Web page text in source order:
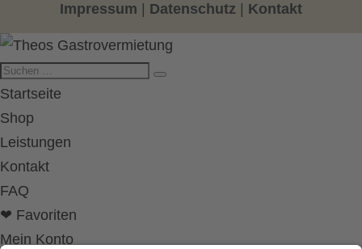
Impressum Datenschutz Kontakt
Startseite
Shop
Leistungen
Kontakt
FAQ
❤ Favoriten
Mein Konto